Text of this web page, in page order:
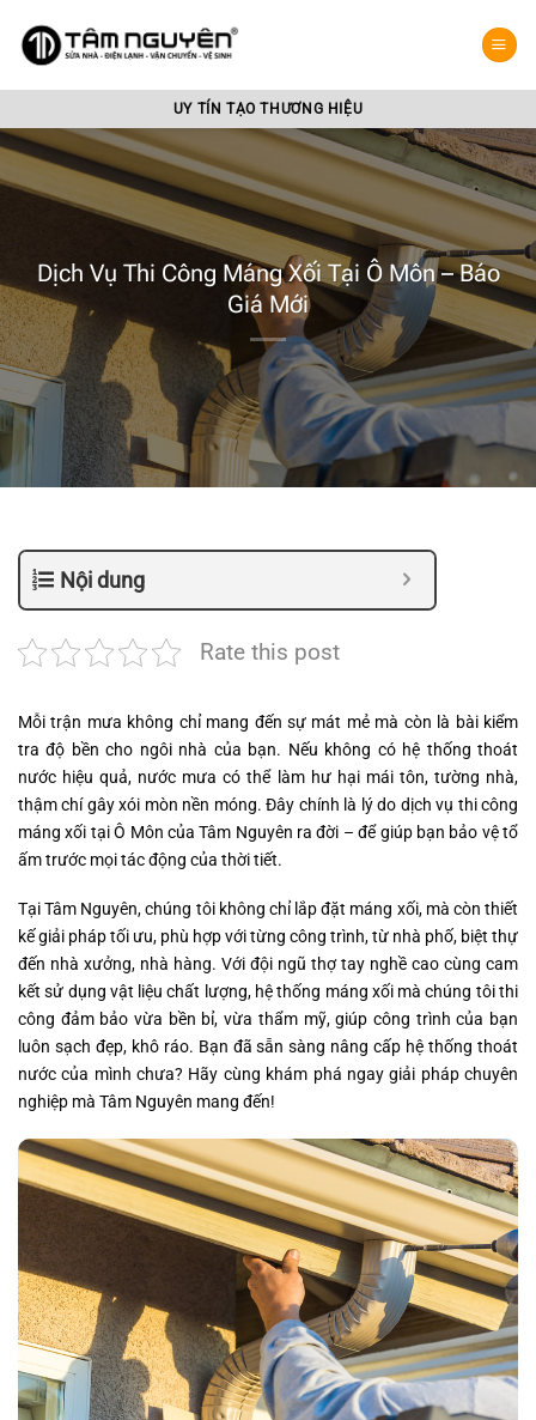
qua
dung
UY TÍN TẠO THƯƠNG HIỆU
Dịch Vụ Thi Công Máng Xối Tại Ô Môn – Báo
Giá Mới
Nội dung
Rate this post
Mỗi trận mưa không chỉ mang đến sự mát mẻ mà còn là bài kiểm
tra độ bền cho ngôi nhà của bạn. Nếu không có hệ thống thoát
nước hiệu quả, nước mưa có thể làm hư hại mái tôn, tường nhà,
thậm chí gây xói mòn nền móng. Đây chính là lý do dịch vụ thi công
máng xối tại Ô Môn của Tâm Nguyên ra đời – để giúp bạn bảo vệ tổ
ấm trước mọi tác động của thời tiết.
Tại Tâm Nguyên, chúng tôi không chỉ lắp đặt máng xối, mà còn thiết
kế giải pháp tối ưu, phù hợp với từng công trình, từ nhà phố, biệt thự
đến nhà xưởng, nhà hàng. Với đội ngũ thợ tay nghề cao cùng cam
kết sử dụng vật liệu chất lượng, hệ thống máng xối mà chúng tôi thi
công đảm bảo vừa bền bỉ, vừa thẩm mỹ, giúp công trình của bạn
luôn sạch đẹp, khô ráo. Bạn đã sẵn sàng nâng cấp hệ thống thoát
nước của mình chưa? Hãy cùng khám phá ngay giải pháp chuyên
nghiệp mà Tâm Nguyên mang đến!